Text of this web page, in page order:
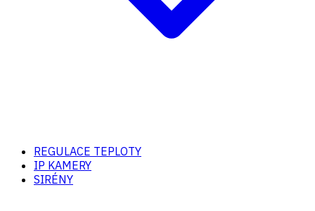
REGULACE TEPLOTY
IP KAMERY
SIRÉNY